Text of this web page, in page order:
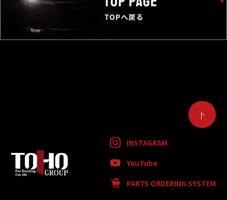
INSTAGRAM
YouTube
PARTS ORDERING SYSTEM